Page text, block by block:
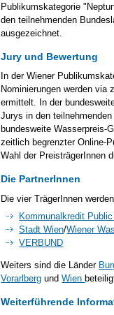
Publikumskategorie
den teilnehmenden
ausgezeichnet.
Jury und Bewertung
In der Wiener
Nominierungen werden via
ermittelt. In der
Jurys in den
bundesweite Wasserpreis-
zeitlich begrenzter Online-
Wahl der PreisträgerInnen
Die PartnerInnen
Die vier TrägerInnen
Kommunalkredit
Stadt Wien/Wiener
VERBUND
Weiters sind die Länder
Vorarlberg undWien
Weiterführende